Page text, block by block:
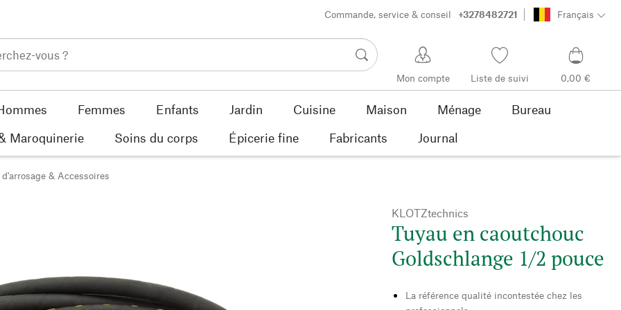
Commande, service & conseil +3278482721 Français
Mon compte Liste de suivi 0,00 €
Femmes Enfants Jardin Cuisine Maison Ménage
Bureau
Maroquinerie
Soins du corps Épicerie fine Fabricants Journal
& Accessoires
KLOTZtechnics
Tuyau en caoutchouc
Goldschlange 1/2 pouce
La référence qualité incontestée chez les